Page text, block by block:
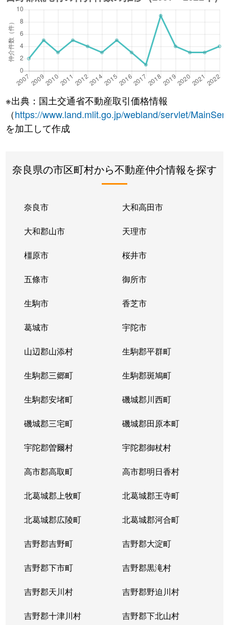
※出典：国土交通省不動産取引価格情報
（https://www.land.mlit.go.jp/webland/servlet/
を加工して作成
奈良県の市区町村から不動産仲介情報を探す
奈良市 大和高田市
大和郡山市 天理市
橿原市 桜井市
五條市 御所市
生駒市 香芝市
葛城市 宇陀市
山辺郡山添村 生駒郡平群町
生駒郡三郷町 生駒郡斑鳩町
生駒郡安堵町 磯城郡川西町
磯城郡三宅町 磯城郡田原本町
宇陀郡曽爾村 宇陀郡御杖村
高市郡高取町 高市郡明日香村
北葛城郡上牧町 北葛城郡王寺町
北葛城郡広陵町 北葛城郡河合町
吉野郡吉野町 吉野郡大淀町
吉野郡下市町 吉野郡黒滝村
吉野郡天川村 吉野郡野迫川村
吉野郡十津川村 吉野郡下北山村